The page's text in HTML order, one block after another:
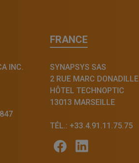
INC.
FRANCE
SYNAPSYS SAS
2 RUE MARC DONADILLE
HÔTEL TECHNOPTIC
13013 MARSEILLE
TÉL.: +33.4.91.11.75.75